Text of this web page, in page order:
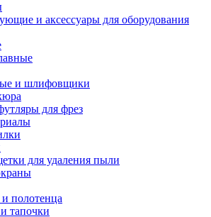
и аксессуары для оборудования
и шлифовщики
для фрез
для удаления пыли
полотенца
тапочки